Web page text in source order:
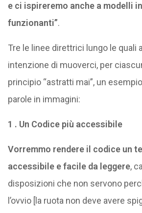
e ci ispireremo anche a modelli
funzionanti”.
Tre le linee direttrici lungo le quali
intenzione di muoverci, per
principio “astratti mai”, un
parole in immagini:
1 . Un Codice più accessibile
Vorremmo rendere il codice un
accessibile e facile da leggere,
disposizioni che non servono
l’ovvio [la ruota non deve avere